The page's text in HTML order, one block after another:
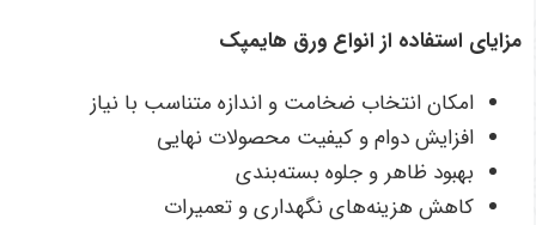
مزایای استفاده از انواع ورق هایمپک
امکان انتخاب ضخامت و اندازه متناسب با نیاز
افزایش دوام و کیفیت محصولات نهایی
بهبود ظاهر و جلوه بسته‌بندی
کاهش هزینه‌های نگهداری و تعمیرات